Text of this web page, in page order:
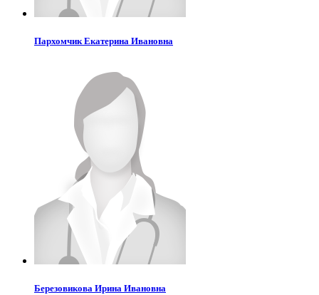
ПархомчикЕкатерина Ивановна
Березовикова Ирина Ивановна